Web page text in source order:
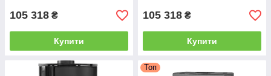
105 318 ₴
Купити
105 318 ₴
Купити
Топ